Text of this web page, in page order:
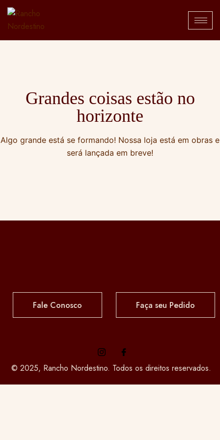
Grandes coisas estão no
horizonte
Algo grande está se formando! Nossa loja está em obras e
será lançada em breve!
Fale Conosco Faça seu Pedido
© 2025, Rancho Nordestino. Todos os direitos reservados.